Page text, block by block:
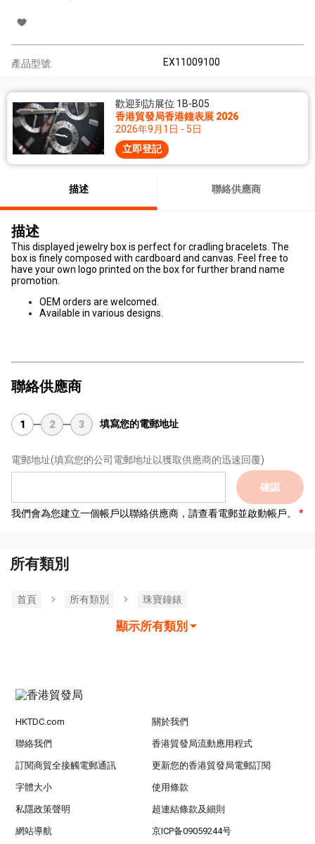
產品型號: EX11009100
歡迎到訪展位 1B-B05
香港貿發局香港鐘表展 2026
2026年9月1日 - 5日
立即登記
描述 聯絡供應商
描述
This displayed jewelry box is perfect for cradling bracelets. The
box is finely composed with cardboard and canvas. Feel free to
have your own logo printed on the box for further brand name
promotion.
OEM orders are welcomed.
Available in various designs.
聯絡供應商
1 2 3 填寫您的電郵地址
電郵地址(填寫您的公司電郵地址以獲取供應商的迅速回覆)
確認
我們會為您建立一個帳戶以聯絡供應商，請查看電郵並啟動帳戶。
所有類別
首頁 所有類別 珠寶鐘錶
顯示所有類別
HKTDC.com 關於我們
聯絡我們 香港貿發局流動應用程式
訂閱商貿全接觸電郵通訊 更新您的香港貿發局電郵訂閱
字體大小 使用條款
私隱政策聲明 超連結條款及細則
網站導航 京ICP备09059244号